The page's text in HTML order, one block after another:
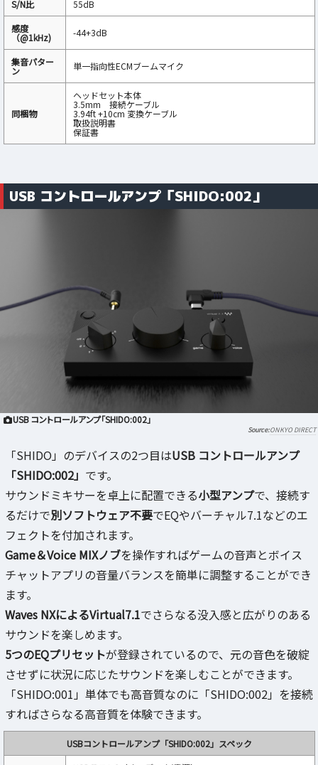
S/N比‎
55dB
感度
（@1kHz)‎ -44+3dB
集音パター
ン‎ 単一指向性ECMブームマイク
同梱物
ヘッドセット本体
3.5mm 接続ケーブル
3.94ft +10cm 変換ケーブル
取扱説明書
保証書
USB コントロールアンプ「SHIDO:002」
USB コントロールアンプ「SHIDO:002」
ONKYO DIRECT
「SHIDO」のデバイスの2つ目はUSB コントロールアンプ
「SHIDO:002」 です。
サウンドミキサーを卓上に配置できる小型アンプで、接続す
るだけで別ソフトウェア不要でEQやバーチャル7.1などのエ
フェクトを付加されます。
Game＆Voice MIXノブを操作すればゲームの音声とボイス
チャットアプリの音量バランスを簡単に調整することができ
ます。
Waves NXによるVirtual7.1でさらなる没入感と広がりのある
サウンドを楽しめます。
5つのEQプリセットが登録されているので、元の音色を破綻
させずに状況に応じたサウンドを楽しむことができます。
「SHIDO:001」単体でも高音質なのに「SHIDO:002」を接続
すればさらなる高音質を体験できます。
USBコントロールアンプ「SHIDO:002」スペック